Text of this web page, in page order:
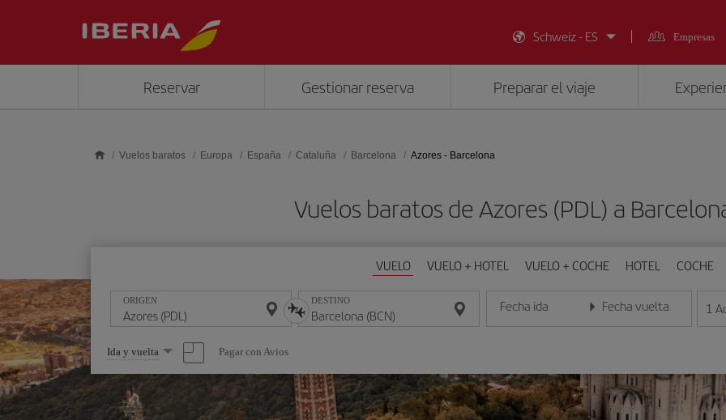
Schweiz - ES
Empresas
Reservar Gestionar reserva Preparar el viaje
Vuelos baratos Europa España Cataluña Barcelona Azores - Barcelona
Vuelos baratos de Azores (PDL) a
VUELO VUELO + HOTEL VUELO + COCHE HOTEL COCHE
ORIGEN DESTINO Fecha ida
Introduce la fecha en formato día/mes/año
Fecha vuelta
Introduce la fecha en 1
Seleccione
una
opción
Ida y vuelta Pagar con Avios